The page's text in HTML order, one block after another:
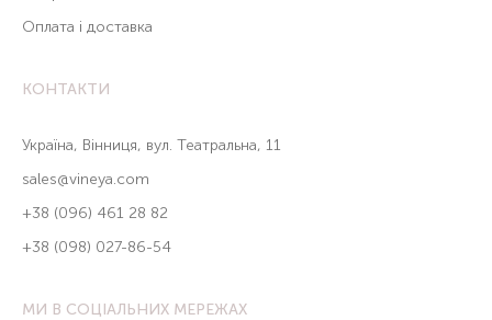
Оплата і доставка
КОНТАКТИ
Україна, Вінниця, вул. Театральна, 11
sales@vineya.com
+38 (096) 461 28 82
+38 (098) 027-86-54
МИ В СОЦІАЛЬНИХ МЕРЕЖАХ